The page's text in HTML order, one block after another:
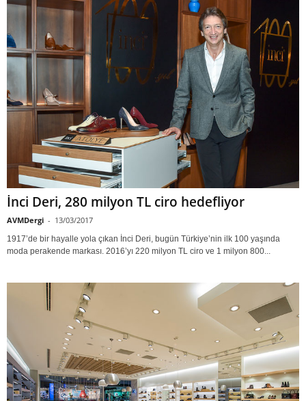
İnci Deri, 280 milyon TL ciro hedefliyor
AVMDergi - 13/03/2017
1917’de bir hayalle yola çıkan İnci Deri, bugün Türkiye’nin ilk 100 yaşında
moda perakende markası. 2016’yı 220 milyon TL ciro ve 1 milyon 800...